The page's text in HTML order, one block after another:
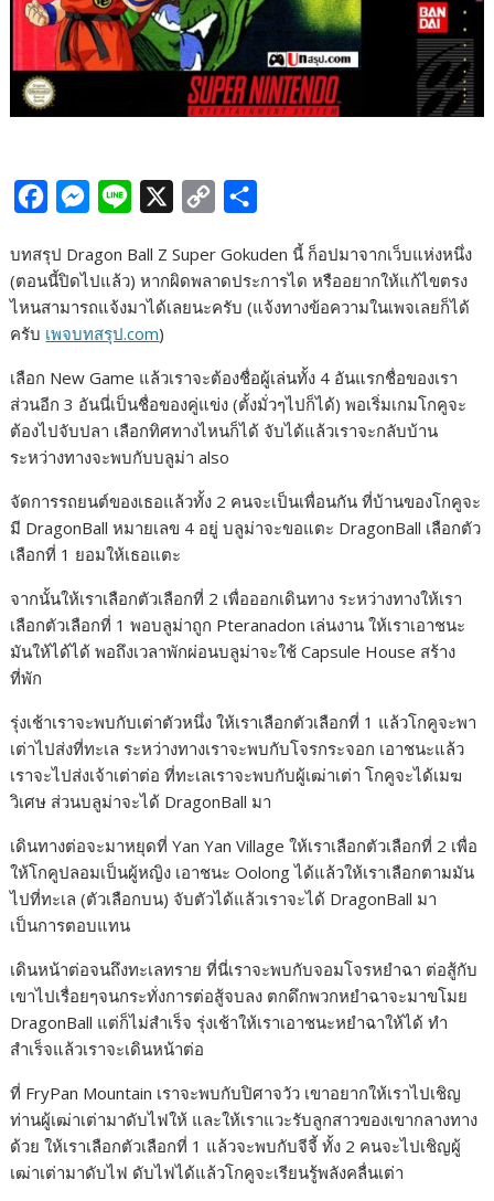
c
b
o
k
M
s
e
g
e
r
n
e
p
n
k
a
บทสรุป Dragon Ball Z Super Gokuden นี้ ก็อปมาจากเว็บแห่งหนึ่ง
(ตอนนี้ปิดไปแล้ว) หากผิดพลาดประการได หรืออยากให้แก้ไขตรง
ไหนสามารถแจ้งมาได้เลยนะครับ (แจ้งทางข้อความในเพจเลยก็ได้
ครับ เพจบทสรุป.com)
เลือก New Game แล้วเราจะต้องชื่อผู้เล่นทั้ง 4 อันแรกชื่อของเรา
ส่วนอีก 3 อันนี่เป็นชื่อของคู่แข่ง (ตั้งมั่วๆไปก็ได้) พอเริ่มเกมโกคูจะ
ต้องไปจับปลา เลือกทิศทางไหนก็ได้ จับได้แล้วเราจะกลับบ้าน
ระหว่างทางจะพบกับบลูม่า also
จัดการรถยนต์ของเธอแล้วทั้ง 2 คนจะเป็นเพื่อนกัน ที่บ้านของโกคูจะ
มี DragonBall หมายเลข 4 อยู่ บลูม่าจะขอแตะ DragonBall เลือกตัว
เลือกที่ 1 ยอมให้เธอแตะ
จากนั้นให้เราเลือกตัวเลือกที่ 2 เพื่อออกเดินทาง ระหว่างทางให้เรา
เลือกตัวเลือกที่ 1 พอบลูม่าถูก Pteranadon เล่นงาน ให้เราเอาชนะ
มันให้ได้ได้ พอถึงเวลาพักผ่อนบลูม่าจะใช้ Capsule House สร้าง
ที่พัก
รุ่งเช้าเราจะพบกับเต่าตัวหนึ่ง ให้เราเลือกตัวเลือกที่ 1 แล้วโกคูจะพา
เต่าไปส่งที่ทะเล ระหว่างทางเราจะพบกับโจรกระจอก เอาชนะแล้ว
เราจะไปส่งเจ้าเต่าต่อ ที่ทะเลเราจะพบกับผู้เฒ่าเต่า โกคูจะได้เมฆ
วิเศษ ส่วนบลูม่าจะได้ DragonBall มา
เดินทางต่อจะมาหยุดที่ Yan Yan Village ให้เราเลือกตัวเลือกที่ 2 เพื่อ
ให้โกคูปลอมเป็นผู้หญิง เอาชนะ Oolong ได้แล้วให้เราเลือกตามมัน
ไปที่ทะเล (ตัวเลือกบน) จับตัวได้แล้วเราจะได้ DragonBall มา
เป็นการตอบแทน
เดินหน้าต่อจนถึงทะเลทราย ที่นี่เราจะพบกับจอมโจรหยำฉา ต่อสู้กับ
เขาไปเรื่อยๆจนกระทั่งการต่อสู้จบลง ตกดึกพวกหยำฉาจะมาขโมย
DragonBall แต่ก็ไม่สำเร็จ รุ่งเช้าให้เราเอาชนะหยำฉาให้ได้ ทำ
สำเร็จแล้วเราจะเดินหน้าต่อ
ที่ FryPan Mountain เราจะพบกับปิศาจวัว เขาอยากให้เราไปเชิญ
ท่านผู้เฒ่าเต่ามาดับไฟให้ และให้เราแวะรับลูกสาวของเขากลางทาง
ด้วย ให้เราเลือกตัวเลือกที่ 1 แล้วจะพบกับจีจี้ ทั้ง 2 คนจะไปเชิญผู้
เฒ่าเต่ามาดับไฟ ดับไฟได้แล้วโกคูจะเรียนรู้พลังคลื่นเต่า